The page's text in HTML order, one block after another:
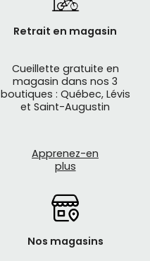
Retrait en magasin
Cueillette gratuite en
magasin dans nos 3
boutiques : Québec, Lévis
et Saint-Augustin
Apprenez-en
plus
Nos magasins